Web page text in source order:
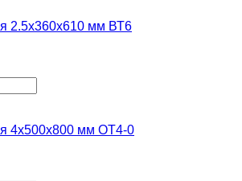
2.5х360х610 мм ВТ6
4х500х800 мм ОТ4-0